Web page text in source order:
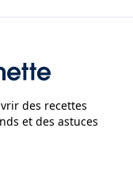
des recettes
et des astuces